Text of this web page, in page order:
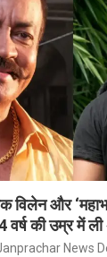
विलेन और
वर्ष की उम्र में
News